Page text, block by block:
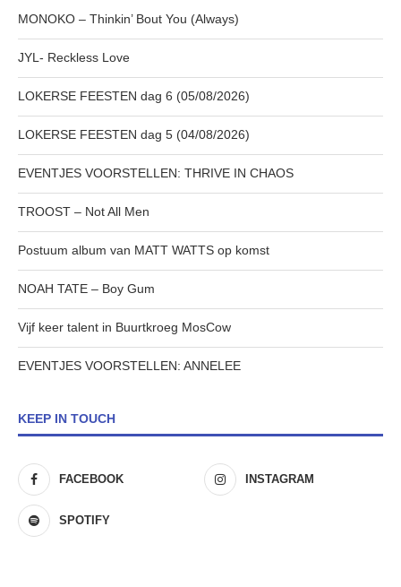
MONOKO – Thinkin’ Bout You (Always)
JYL- Reckless Love
LOKERSE FEESTEN dag 6 (05/08/2026)
LOKERSE FEESTEN dag 5 (04/08/2026)
EVENTJES VOORSTELLEN: THRIVE IN CHAOS
TROOST – Not All Men
Postuum album van MATT WATTS op komst
NOAH TATE – Boy Gum
Vijf keer talent in Buurtkroeg MosCow
EVENTJES VOORSTELLEN: ANNELEE
KEEP IN TOUCH
FACEBOOK INSTAGRAM
SPOTIFY